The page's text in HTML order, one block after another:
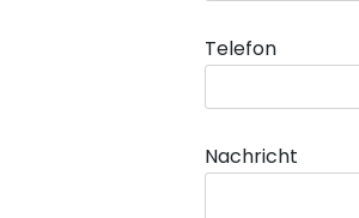
Telefon
Nachricht